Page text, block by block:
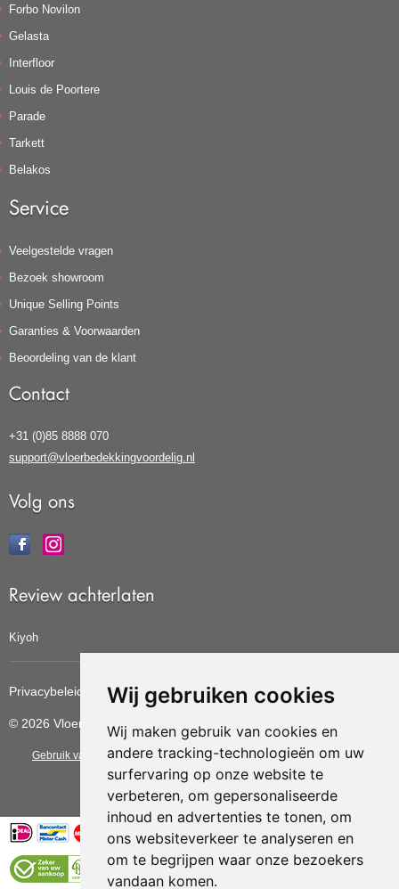
Wij gebruiken cookies
Wij maken gebruik van cookies en
andere tracking-technologieën om uw
surfervaring op onze website te
verbeteren, om gepersonaliseerde
inhoud en advertenties te tonen, om
ons websiteverkeer te analyseren en
om te begrijpen waar onze bezoekers
vandaan komen.
Forbo Novilon
Gelasta
Interfloor
Louis de Poortere
Parade
Tarkett
Belakos
Service
Veelgestelde vragen
Bezoek showroom
Unique Selling Points
Garanties & Voorwaarden
Beoordeling van de klant
Contact
+31 (0)85 8888 070
support@vloerbedekkingvoordelig.nl
Volg ons
Review achterlaten
Kiyoh
Privacybeleid Cookiebeleid Update cookies voorkeuren
© 2026 Vloerbedekkingvoordelig
Gebruik van deze site betekent dat u dealgemene voorwaarden van CBW